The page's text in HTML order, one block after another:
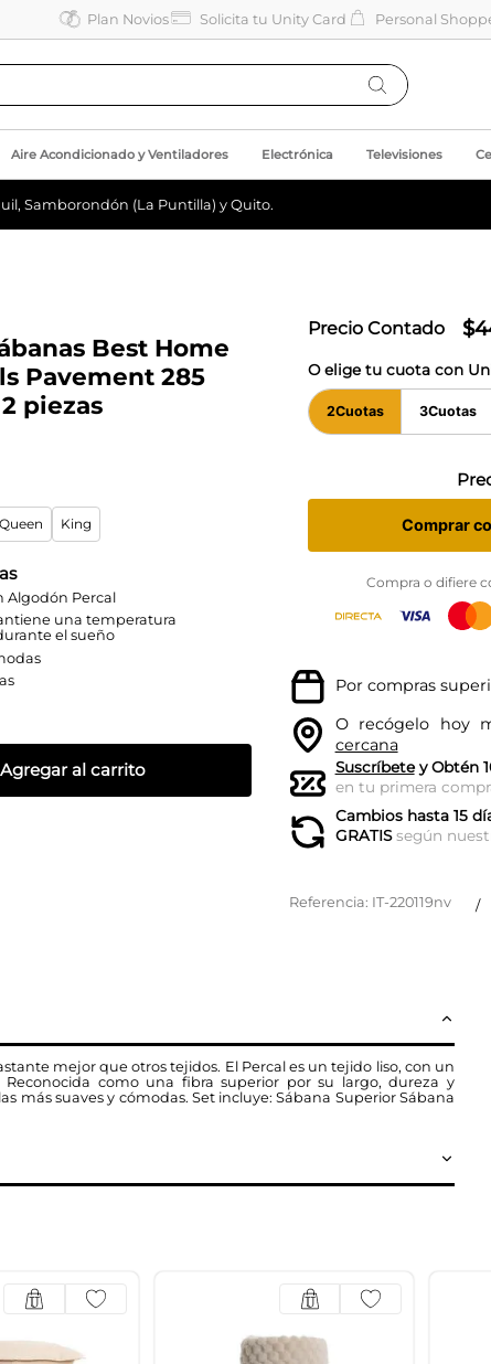
Plan Novios Solicita tu Unity Card Personal
Aire Acondicionado y Ventiladores Electrónica Televisiones
Samborondón (La Puntilla) y Quito.
Best Home
Pavement 285
piezas
Queen King
Algodón Percal
una temperatura
el sueño
Agregar al carrito
Precio Contado $
O elige tu cuota con
2Cuotas 3Cuotas
Comprar
Compra o difiere
Por compras
O recógelo hoy
cercana
Suscríbetey Obtén
en tu primera
Cambios hasta 15
GRATISsegún
Referencia: IT-220119nv /
mejor que otros tejidos. El Percal es un tejido liso, con un
como una fibra superior por su largo, dureza y
más suaves y cómodas. Set incluye: Sábana Superior Sábana